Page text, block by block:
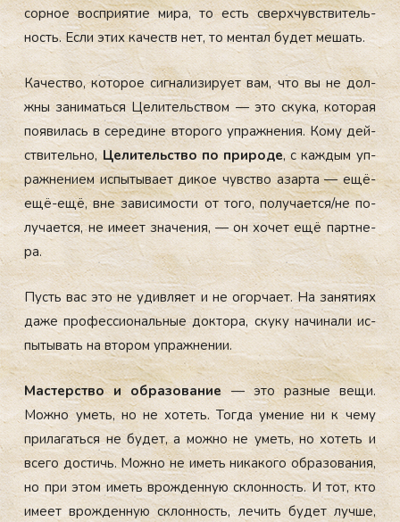
сорное вос­при­ятие ми­ра, то есть свер­хчувс­тви­тель­
ность. Ес­ли этих ка­честв нет, то мен­тал бу­дет ме­шать.
Ка­чес­тво, ко­торое сиг­на­лизи­ру­ет вам, что вы не дол­
жны за­нимать­ся Це­литель­ством — это ску­ка, ко­торая
по­яви­лась в се­реди­не вто­рого уп­ражне­ния. Ко­му дей­
стви­тель­но,Це­литель­ство по при­роде, с каж­дым уп­
ражне­ни­ем ис­пы­тыва­ет ди­кое чувс­тво азар­та — ещё-
ещё-ещё, вне за­виси­мос­ти от то­го, по­луча­ет­ся/не по­
луча­ет­ся, не име­ет зна­чения, — он хо­чет ещё пар­тне­
ра.
Пусть вас это не удив­ля­ет и не огор­ча­ет. На за­няти­ях
да­же про­фес­си­ональ­ные док­то­ра, ску­ку на­чина­ли ис­
пы­тывать на вто­ром уп­ражне­нии.
Мас­терс­тво и об­ра­зова­ние— это раз­ные ве­щи.
Мож­но уметь, но не хо­теть. Тог­да уме­ние ни к че­му
при­лагать­ся не бу­дет, а мож­но не уметь, но хо­теть и
все­го дос­тичь. Мож­но не иметь ни­како­го об­ра­зова­ния,
но при этом иметь врож­денную склон­ность. И тот, кто
име­ет врож­денную склон­ность, ле­чить бу­дет луч­ше,